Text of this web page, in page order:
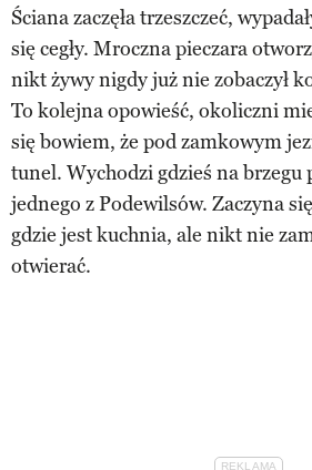
Ściana zaczęła trzeszczeć,
się cegły. Mroczna pieczara
nikt żywy nigdy już nie zobaczył
To kolejna opowieść, okoliczni
się bowiem, że pod zamkowym
tunel. Wychodzi gdzieś na brzegu
jednego z Podewilsów. Zaczyna
gdzie jest kuchnia, ale nikt nie
otwierać.